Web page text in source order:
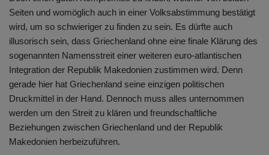
Seiten und womöglich auch in einer Volksabstimmung bestätigt
wird, um so schwieriger zu finden zu sein. Es dürfte auch
illusorisch sein, dass Griechenland ohne eine finale Klärung des
sogenannten Namensstreit einer weiteren euro-atlantischen
Integration der Republik Makedonien zustimmen wird. Denn
gerade hier hat Griechenland seine einzigen politischen
Druckmittel in der Hand. Dennoch muss alles unternommen
werden um den Streit zu klären und freundschaftliche
Beziehungen zwischen Griechenland und der Republik
Makedonien herbeizuführen.